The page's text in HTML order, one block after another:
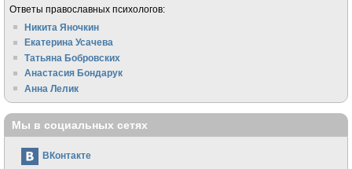
Ответы православных психологов:
Никита Яночкин
Екатерина Усачева
Татьяна Бобровских
Анастасия Бондарук
Анна Лелик
Мы в социальных сетях
ВКонтакте